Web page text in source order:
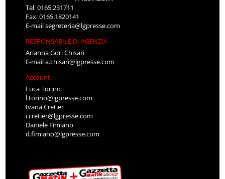
Tel: 0165.231711
Fax: 0165.1820141
E-mailsegreteria@lgpresse.com
RESPONSABILE DI AGENZIA
Arianna Gori Chisari
E-maila.chisari@lgpresse.com
Account
Luca Torino
l.torino@lgpresse.com
Ivana Cretier
i.cretier@lgpresse.com
Daniele Fimiano
d.fimiano@lgpresse.com